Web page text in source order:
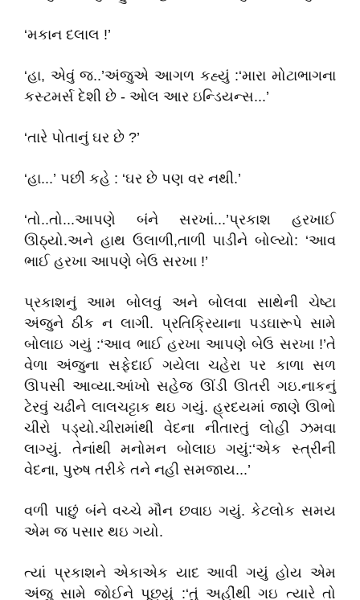
‘મકાન દલાલ !’
‘હા, એવું જ..’અંજુએ આગળ કહ્યું :‘મારા મોટાભાગના
કસ્ટમર્સ દેશી છે - ઓલ આર ઇન્ડિયન્સ...’
‘તારે પોતાનું ઘર છે ?’
‘હા...’ પછી કહે : ‘ઘર છે પણ વર નથી.’
‘તો..તો...આપણે બંને સરખાં...’પ્રકાશ હરખાઈ
ઊઠ્યો.અને હાથ ઉલાળી,તાળી પાડીને બોલ્યો: ‘આવ
ભાઈ હરખા આપણે બેઉ સરખા !’
પ્રકાશનું આમ બોલવું અને બોલવા સાથેની ચેષ્ટા
અંજુને ઠીક ન લાગી. પ્રતિક્રિયાના પડઘારૂપે સામે
બોલાઇ ગયું :‘આવ ભાઈ હરખા આપણે બેઉ સરખા !’તે
વેળા અંજુના સફેદાઈ ગયેલા ચહેરા પર કાળા સળ
ઊપસી આવ્યા.આંખો સહેજ ઊંડી ઊતરી ગઇ.નાકનું
ટેરવું ચઢીને લાલચટ્ટાક થઇ ગયું. હ્રદયમાં જાણે ઊભો
ચીરો પડ્યો.ચીરામાંથી વેદના નીતારતું લોહી ઝમવા
લાગ્યું. તેનાંથી મનોમન બોલાઇ ગયું:‘એક સ્ત્રીની
વેદના, પુરુષ તરીકે તને નહી સમજાય...’
વળી પાછું બંને વચ્ચે મૌન છવાઇ ગયું. કેટલોક સમય
એમ જ પસાર થઇ ગયો.
ત્યાં પ્રકાશને એકાએક યાદ આવી ગયું હોય એમ
અંજુ સામે જોઈને પૂછ્યું :‘તું અહીંથી ગઇ ત્યારે તો